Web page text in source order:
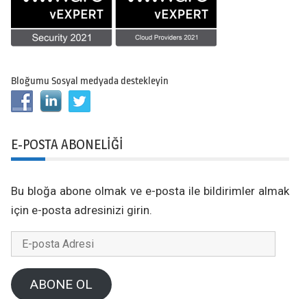
Bloğumu Sosyal medyada destekleyin
E-POSTA ABONELIĞI
Bu bloğa abone olmak ve e-posta ile bildirimler almak
için e-posta adresinizi girin.
posta
AdresiABONE OL